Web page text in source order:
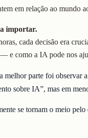
em relação ao mundo
importar.
cada decisão era
e como a IA pode nos
parte foi observar
sobre IA”, mas em
se tornam o meio